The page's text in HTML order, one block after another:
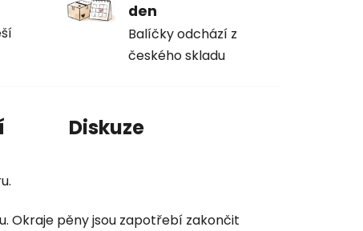
den
Balíčky odchází z
českého skladu
Diskuze
Okraje pěny jsou zapotřebí zakončit